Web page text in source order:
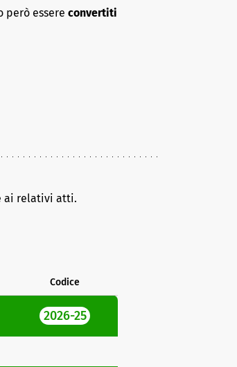
però essere convertiti
ai relativi atti.
Codice
2026-25